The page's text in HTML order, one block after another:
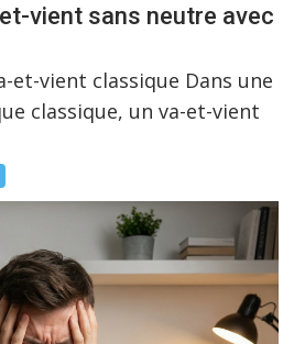
vient sans neutre avec
et-vient classique Dans une
classique, un va-et-vient